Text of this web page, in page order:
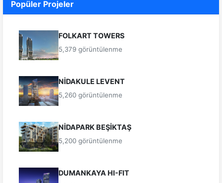
Popüler Projeler
FOLKART TOWERS
5,379 görüntülenme
NİDAKULE LEVENT
5,260 görüntülenme
NİDAPARK BEŞİKTAŞ
5,200 görüntülenme
DUMANKAYA HI-FIT